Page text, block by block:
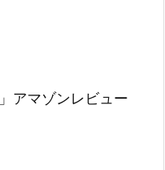
アマゾンレビュー